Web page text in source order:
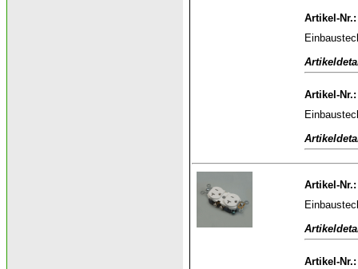
Artikel-Nr.:
Artikel-Nr.:
Artikel-Nr.:
Artikel-Nr.: